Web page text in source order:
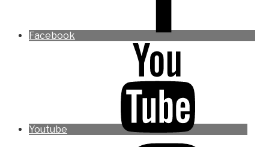
Facebook
Youtube